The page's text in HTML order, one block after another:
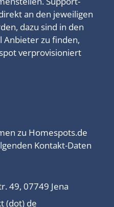
an den jeweiligen
dazu sind in den
Anbieter zu finden,
verprovisioniert
zu Homespots.de
Kontakt-Daten
49, 07749 Jena
(dot) de